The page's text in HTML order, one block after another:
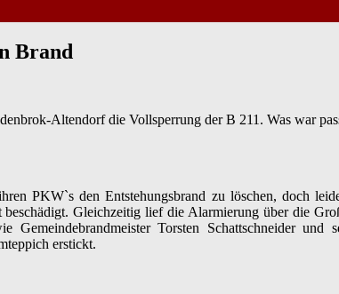
Brand
Altendorf die Vollsperrung der B 211. Was war
PKW`s den Entstehungsbrand zu löschen, doch
Gleichzeitig lief die Alarmierung über die
Torsten Schattschneider und
erstickt.